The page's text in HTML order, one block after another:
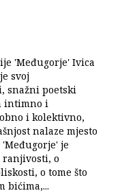
'Međugorje' Ivica
svoj
snažni poetski
intimno i
i kolektivno,
nalaze mjesto
je
o
o tome što
bićima,...